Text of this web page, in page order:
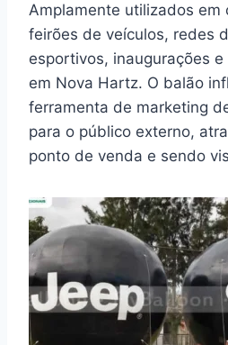
Amplamente utilizados em
feirões de veículos, redes
esportivos, inaugurações
em Nova Hartz. O balão
ferramenta de marketing
para o público externo,
ponto de venda e sendo